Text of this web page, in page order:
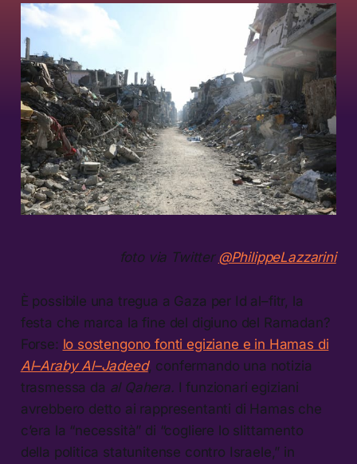
foto via Twitter @PhilippeLazzarini
È possibile una tregua a Gaza per Id al–fitr, la
festa che marca la fine del digiuno del Ramadan?
Forse: lo sostengono fonti egiziane e in Hamas di
Al–Araby Al–Jadeed, confermando una notizia
trasmessa da al Qahera. I funzionari egiziani
avrebbero detto ai rappresentanti di Hamas che
c’era la “necessità” di “cogliere lo slittamento
della politica statunitense contro Israele,” in